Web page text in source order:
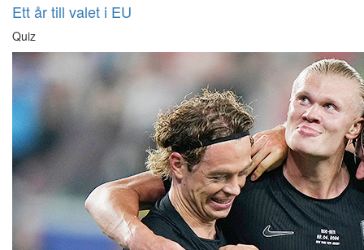
Ett år till valet i EU
Quiz